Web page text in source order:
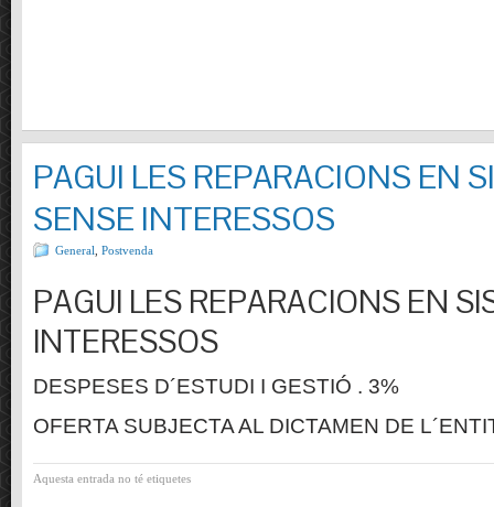
PAGUI LES REPARACIONS EN
SENSE INTERESSOS
General Postvenda
PAGUI LES REPARACIONS EN
INTERESSOS
DESPESES D´ESTUDI I GESTIÓ . 3%
OFERTA SUBJECTA AL DICTAMEN DE
Aquesta entrada no té etiquetes